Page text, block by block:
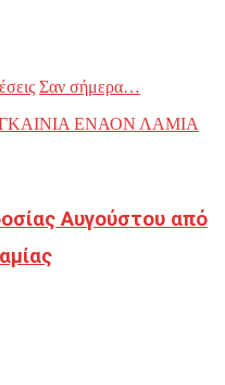
Σαν σήμερα…
ΕΝΑΟΝ ΛΑΜΙΑ
Αυγούστου από